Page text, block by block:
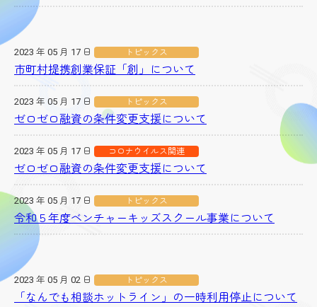
2023 年 05 月 17 日 トピックス
市町村提携創業保証「創」について
2023 年 05 月 17 日 トピックス
ゼロゼロ融資の条件変更支援について
2023 年 05 月 17 日 コロナウイルス関連
ゼロゼロ融資の条件変更支援について
2023 年 05 月 17 日 トピックス
令和５年度ベンチャーキッズスクール事業について
2023 年 05 月 02 日 トピックス
「なんでも相談ホットライン」の一時利用停止について